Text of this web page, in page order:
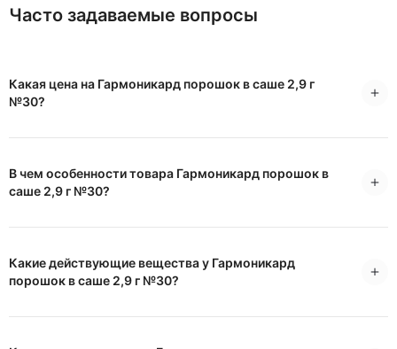
Часто задаваемые вопросы
Какая цена на Гармоникард порошок в саше 2,9 г
№30?
В чем особенности товара Гармоникард порошок в
саше 2,9 г №30?
Какие действующие вещества у Гармоникард
порошок в саше 2,9 г №30?